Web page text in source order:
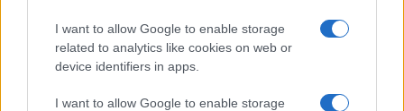
I want to allow Google to enable storage
related to analytics like cookies on web or
device identifiers in apps.
I want to allow Google to enable storage
Notizie in tempo reale?
Entra nel canale telegram di
GalluraOggi.it